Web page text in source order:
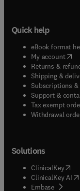
Quick help
eBook format
My account(
Returns &
Shipping &
Subscriptions &
Support &
Tax exempt
Withdrawal
Solutions
ClinicalKey(
ClinicalKey AI
Embase( opens